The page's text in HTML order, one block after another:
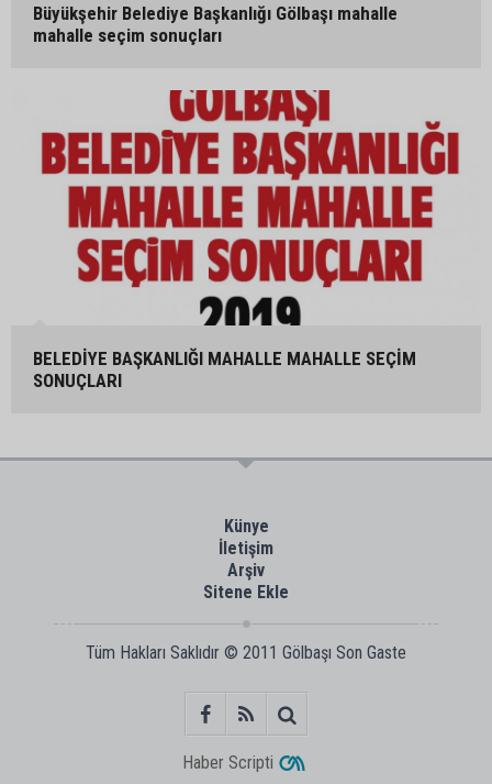
Büyükşehir Belediye Başkanlığı Gölbaşı mahalle
mahalle seçim sonuçları
BELEDİYE BAŞKANLIĞI MAHALLE MAHALLE SEÇİM
SONUÇLARI
Künye
İletişim
Arşiv
Sitene Ekle
Tüm Hakları Saklıdır © 2011 Gölbaşı Son Gaste
Haber Scripti